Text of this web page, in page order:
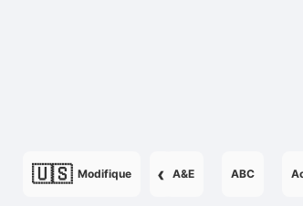
🇺🇸 Modifique ‹ A&E ABC